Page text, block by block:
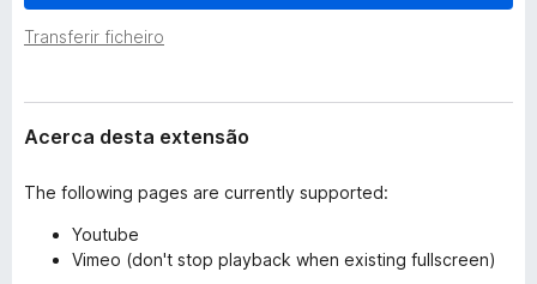
f
Transferir ficheiro
ã
Acerca desta extensão
The following pages are currently supported:
Youtube
Vimeo (don't stop playback when existing fullscreen)